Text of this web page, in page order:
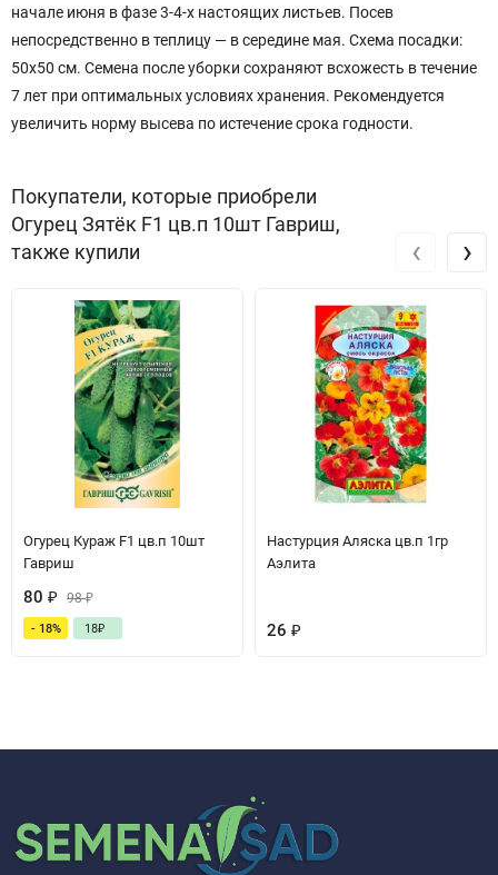
начале июня в фазе 3-4-х настоящих листьев. Посев
непосредственно в теплицу — в середине мая. Схема посадки:
50х50 см. Семена после уборки сохраняют всхожесть в течение
7 лет при оптимальных условиях хранения. Рекомендуется
увеличить норму высева по истечение срока годности.
Покупатели, которые приобрели
Огурец Зятёк F1 цв.п 10шт Гавриш,
также купили
Огурец Кураж F1 цв.п 10шт
Гавриш
80 ₽ 98₽
- 18% 18₽
Настурция Аляска цв.п 1гр
Аэлита
26 ₽
‹ ›